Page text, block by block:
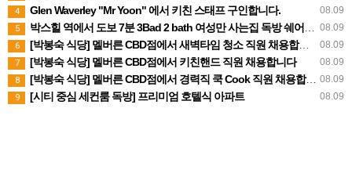
08.09
4 Glen Waverley "Mr Yoon" 에서 키친 스태프 구인합니다.
08.09
5 박스힐 역에서 도보 7분 3Bad 2 bath 여성만 사는집 독방 쉐어생 찾습니다 (280불 빌포함)
08.09
6 [박봉숙 식당] 멜버른 CBD점에서 새벽타임 청소 직원 채용합니다 (경력자 환영)
08.09
7 [박봉숙 식당] 멜버른 CBD점에서 키친핸드 직원 채용합니다
08.09
8 [박봉숙 식당] 멜버른 CBD점에서 경력직 쿡 Cook 직원 채용합니다
08.09
9 [시티 중심 세컨룸 독방] 프리미엄 호텔식 아파트